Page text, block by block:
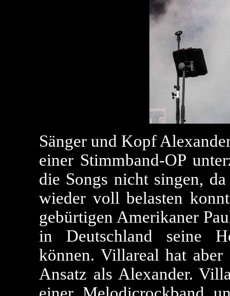
Sänger und Kopf
einer Stimmband-OP
die Songs nicht singen,
wieder voll belasten
gebürtigen Amerikaner
in Deutschland seine
können. Villareal hat aber
Ansatz als Alexander.